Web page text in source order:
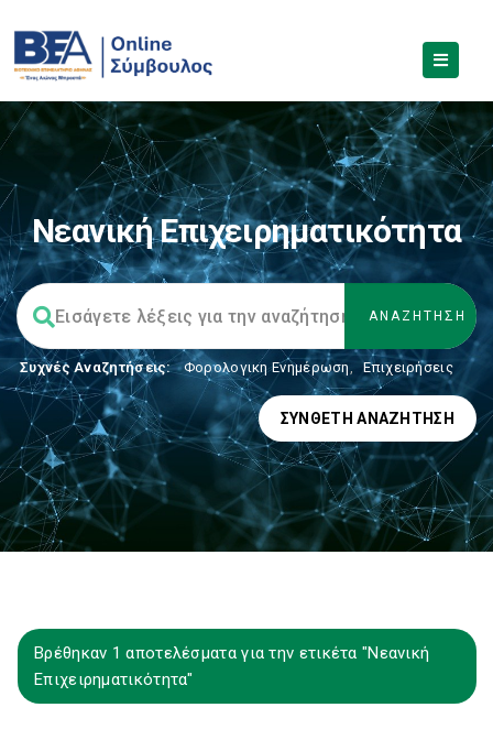
Νεανική Επιχειρηματικότητα
Συχνές Αναζητήσεις: Φορολογικη Ενημέρωση, Επιχειρήσεις
ΣΎΝΘΕΤΗ ΑΝΑΖΉΤΗΣΗ
Βρέθηκαν 1 αποτελέσματα για την ετικέτα "Νεανική
Επιχειρηματικότητα"